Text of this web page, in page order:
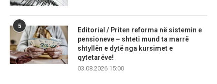
5
Editorial / Priten reforma në sistemin e
pensioneve – shteti mund ta marrë
shtyllën e dytë nga kursimet e
qytetarëve!
03.08.2026 15:00